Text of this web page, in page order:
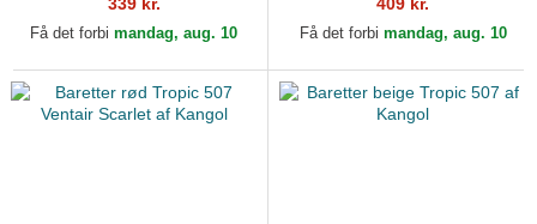
Få det forbi mandag, aug. 10 Få det forbi mandag, aug. 10